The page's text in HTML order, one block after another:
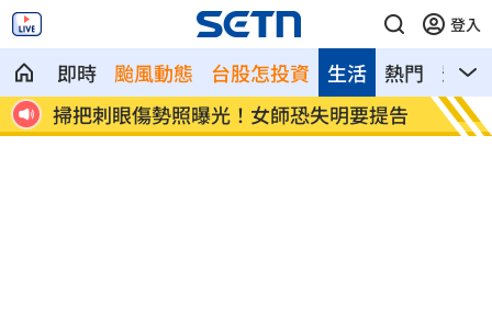
登入
即時 颱風動態 台股怎投資 熱門 影音
生活
掃把刺眼傷勢照曝光！女師恐失明要提告
新北
性